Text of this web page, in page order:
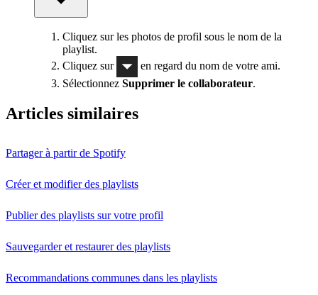
Cliquez sur les photos de profil sous le nom de la
playlist.
Cliquez sur
en regard du nom de votre ami.
Sélectionnez Supprimer le collaborateur.
Articles similaires
Partager à partir de Spotify
Créer et modifier des playlists
Publier des playlists sur votre profil
Sauvegarder et restaurer des playlists
Recommandations communes dans les playlists